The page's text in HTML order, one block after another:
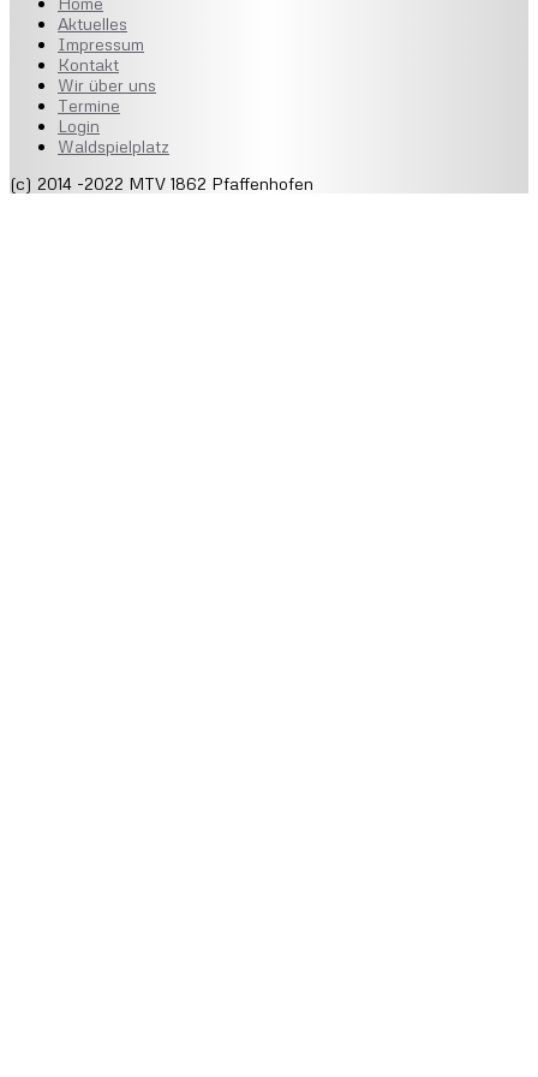
Aktuelles
Impressum
Kontakt
Wir über uns
Termine
Login
Waldspielplatz
(c) 2014 -2022 MTV 1862 Pfaffenhofen